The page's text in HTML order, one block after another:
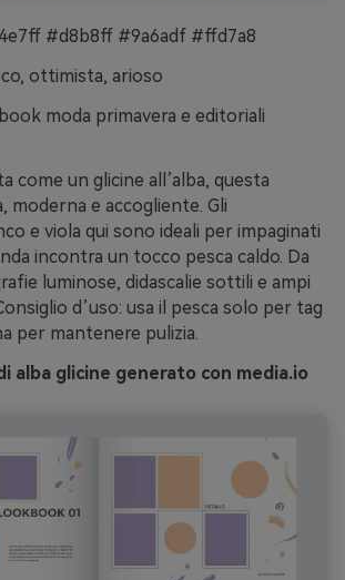
#d8b8ff #9a6adf #ffd7a8
ottimista, arioso
moda primavera e editoriali
come un glicine all’alba, questa
moderna e accogliente. Gli
e viola qui sono ideali per impaginati
incontra un tocco pesca caldo. Da
luminose, didascalie sottili e ampi
d’uso: usa il pesca solo per tag
per mantenere pulizia.
alba glicine generato con media.io